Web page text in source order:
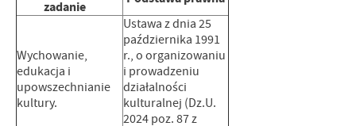
zadanie
Wychowanie,
edukacja i
upowszechnianie
kultury.
Ustawa z dnia 25
października 1991
r., o organizowaniu
i prowadzeniu
działalności
kulturalnej (Dz.U.
2024 poz. 87 z